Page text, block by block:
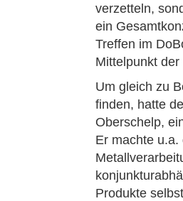
verzetteln,
ein
Treffen im
Mittelpunkt
Um gleich zu
finden, hatte
Oberschelp,
Er machte
Produkte